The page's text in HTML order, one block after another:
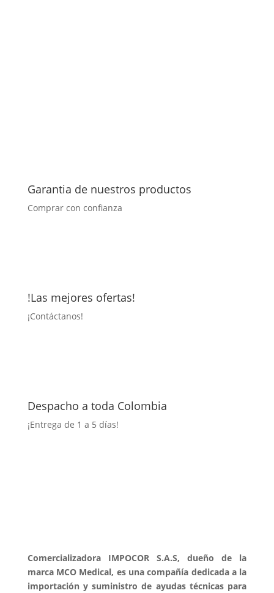
Garantia de nuestros productos
Comprar con confianza
!Las mejores ofertas!
¡Contáctanos!
Despacho a toda Colombia
¡Entrega de 1 a 5 días!
Comercializadora IMPOCOR S.A.S, dueño de la
marca MCO Medical, es una compañía dedicada a la
importación y suministro de ayudas técnicas para